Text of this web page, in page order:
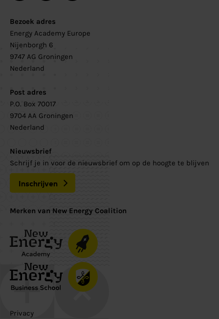
Bezoek adres
Energy Academy Europe
Nijenborgh 6
9747 AG Groningen
Nederland
Post adres
P.O. Box 70017
9704 AA Groningen
Nederland
Nieuwsbrief
Schrijf je in voor de nieuwsbrief om op de hoogte te blijven
Inschrijven
Merken van New Energy Coalition
Privacy